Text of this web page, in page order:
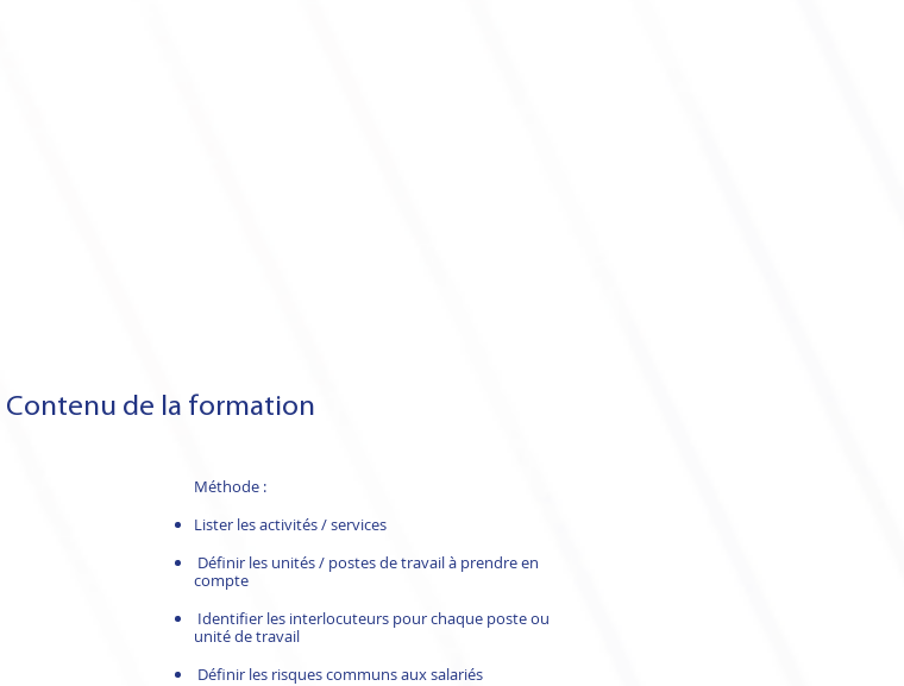
Contenu de la formation
Méthode :
Lister les activités / services
Définir les unités / postes de travail à prendre en
compte
Identifier les interlocuteurs pour chaque poste ou
unité de travail
Définir les risques communs aux salariés